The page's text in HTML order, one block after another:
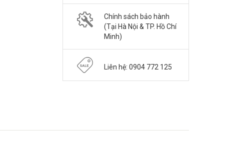
Chính sách bảo hành
(Tại Hà Nội & TP. Hồ Chí
Minh)
Liên hệ: 0904 772 125